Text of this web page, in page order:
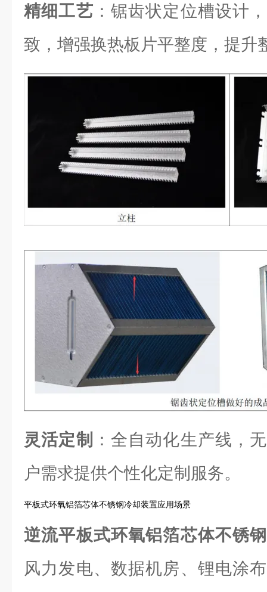
精细工艺 ：锯齿状定位槽设计
致，增强换热板片平整度，提升
灵活定制
：全自动化生产线，
户需求提供个性化定制服务。
平板式环氧铝箔芯体不锈钢冷却装置应用场景
逆流平板式环氧铝箔芯体不锈
风力发电、数据机房、锂电涂